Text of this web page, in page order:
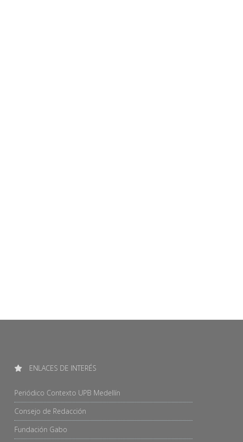
ENLACES DE INTERÉS
Periódico Contexto UPB Medellín
Consejo de Redacción
Fundación Gabo